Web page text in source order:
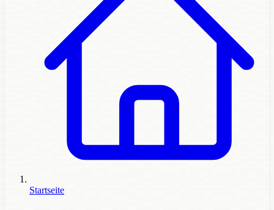
Startseite